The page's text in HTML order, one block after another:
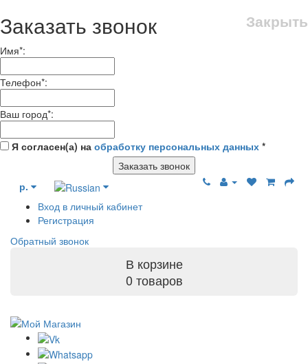
Закрыть
Заказать звонок
Имя*:
Телефон*:
Ваш город*:
Я согласен(а) на обработку персональных данных *
Заказать звонок
р.
Вход в личный кабинет
Регистрация
Обратный звонок
В корзине
0 товаров